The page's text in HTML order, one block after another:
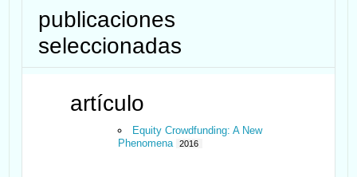
publicaciones
seleccionadas
artículo
Equity Crowdfunding: A New
Phenomena
2016